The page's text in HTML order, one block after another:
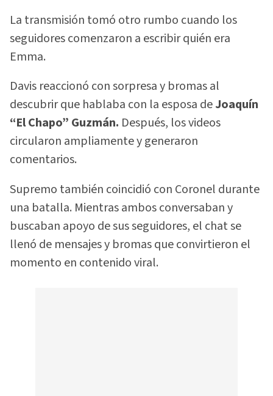
La transmisión tomó otro rumbo cuando los
seguidores comenzaron a escribir quién era
Emma.
Davis reaccionó con sorpresa y bromas al
descubrir que hablaba con la esposa deJoaquín
“El Chapo” Guzmán. Después, los videos
circularon ampliamente y generaron
comentarios.
Supremo también coincidió con Coronel durante
una batalla. Mientras ambos conversaban y
buscaban apoyo de sus seguidores, el chat se
llenó de mensajes y bromas que convirtieron el
momento en contenido viral.